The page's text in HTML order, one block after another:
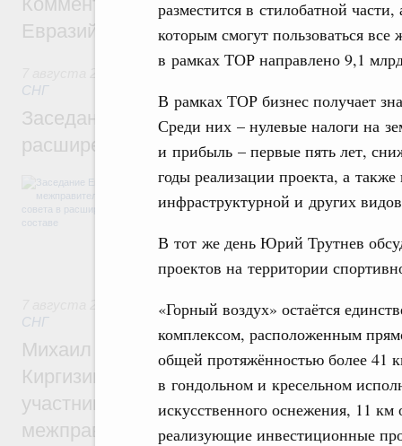
разместится в стилобатной
которым смогут пользоваться
в рамках ТОР направлено 9,1
В рамках ТОР бизнес получает
Среди них – нулевые налоги на
и прибыль – первые пять лет,
годы реализации проекта, а
инфраструктурной и других
В тот же день Юрий Трутнев
проектов на территории
«Горный воздух» остаётся
комплексом, расположенным
общей протяжённостью более 41
в гондольном и кресельном
искусственного оснежения, 11
реализующие инвестиционные
Евразийского межправительственного
Евразийский экономический союз.
СНГ
Заседание Евразийского
расширенном составе
В повестке заседания актуальные задачи
числе совершенствование кооперации в
регулирования и администрирования,
железнодорожных перевозок,
Евразийский экономический союз.
СНГ
Михаил Мишустин принял участие во
Киргизии Садыра Жапарова с главами
участников заседания Евразийского
межправительственного совета